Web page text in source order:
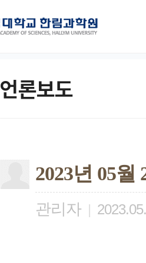
언론보도
2023년 05
관리자 |